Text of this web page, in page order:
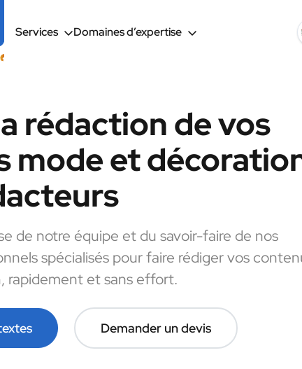
Services Domaines d’expertise
rédaction de vos
mode et
de notre équipe et du savoir-faire de nos
spécialisés pour faire rédiger vos
rapidement et sans effort.
Demander un devis